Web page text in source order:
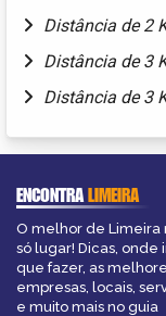
Distância de 2
Distância de 3
Distância de 3
ENCONTRALIMEIRA
O melhor de Limeira
só lugar! Dicas, onde
que fazer, as
empresas, locais,
e muito mais no guia